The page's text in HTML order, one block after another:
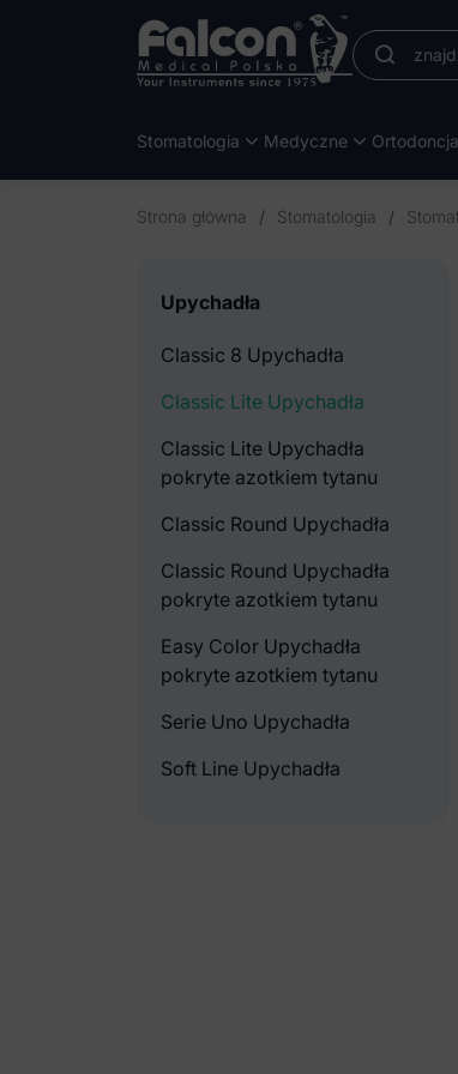
Stomatologia Medyczne Ortodoncja
Strona główna / Stomatologia /
Upychadła
Classic 8 Upychadła
Classic Lite Upychadła
Classic Lite Upychadła
pokryte azotkiem tytanu
Classic Round Upychadła
Classic Round Upychadła
pokryte azotkiem tytanu
Easy Color Upychadła
pokryte azotkiem tytanu
Serie Uno Upychadła
Soft Line Upychadła